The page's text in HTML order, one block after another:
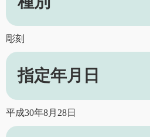
彫刻
指定年月日
平成30年8月28日